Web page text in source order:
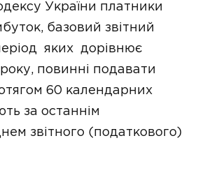
України платники
базовий звітний
яких дорівнює
повинні подавати
60 календарних
за останнім
звітного (податкового)